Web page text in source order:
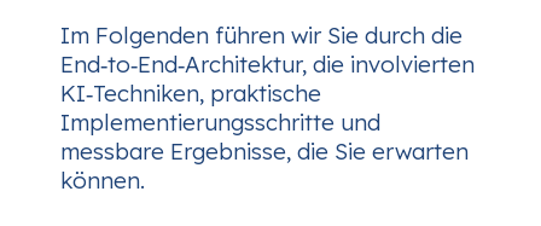
Im Folgenden führen wir Sie durch die
End‑to‑End‑Architektur, die involvierten
KI‑Techniken, praktische
Implementierungsschritte und
messbare Ergebnisse, die Sie erwarten
können.